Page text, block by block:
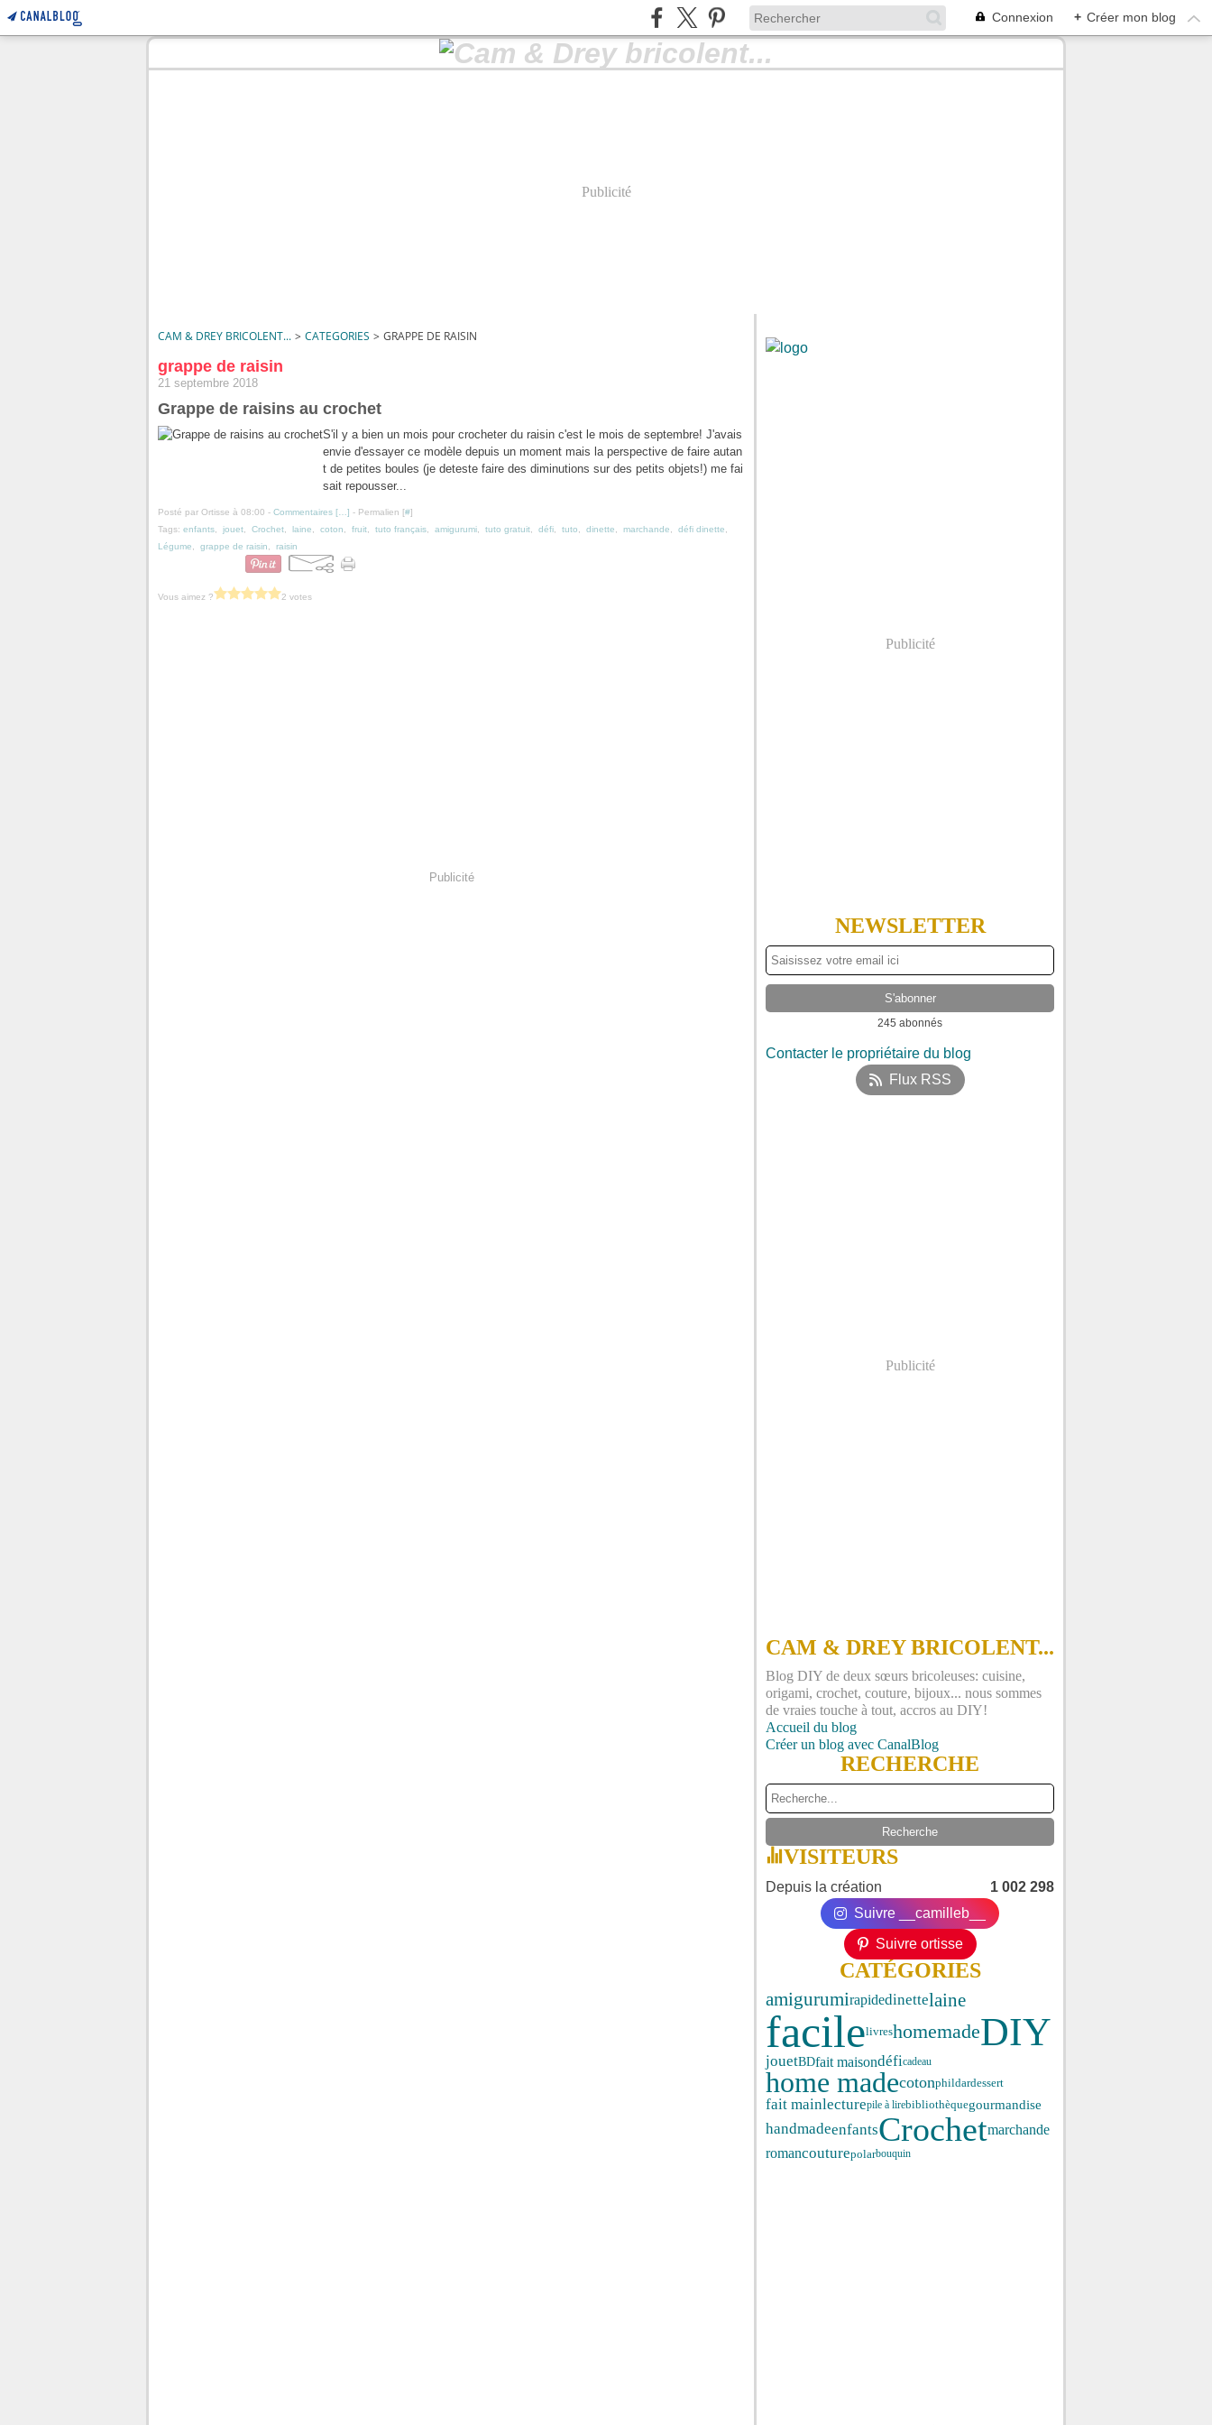
Connexion + Créer mon blog
Publicité
CAM & DREY BRICOLENT... > CATEGORIES > GRAPPE DE RAISIN
grappe de raisin
21 septembre 2018
Grappe de raisins au crochet
S'il y a bien un mois pour crocheter du raisin c'est le mois de septembre! J'avais
envie d'essayer ce modèle depuis un moment mais la perspective de faire autan
t de petites boules (je deteste faire des diminutions sur des petits objets!) me fai
sait repousser...
Posté par Ortisse à 08:00 - Commentaires [ ] - Permalien [#]
Tags: enfants jouet Crochet laine coton fruit tuto français amigurumi tuto gratuit défi tuto dinette marchande défi dinette
Légume
grappe de raisin raisin
Vous aimez ? 2 votes
Publicité
Publicité
NEWSLETTER
245 abonnés
Contacter le propriétaire du blog
Flux RSS
Publicité
CAM & DREY BRICOLENT...
Blog DIY de deux sœurs bricoleuses: cuisine,
origami, crochet, couture, bijoux... nous sommes
de vraies touche à tout, accros au DIY!
Accueil du blog
Créer un blog avec CanalBlog
RECHERCHE
VISITEURS
Depuis la création
1 002 298
Suivre __camilleb__
Suivre ortisse
CATÉGORIES
amigurumirapidedinettelaine
facilelivreshomemadeDIY
jouetBDfait maisondéficadeau
home madecotonphildardessert
fait mainlecturepile à lirebibliothèquegourmandise
handmadeenfantsCrochetmarchande
romancouturepolarbouquin